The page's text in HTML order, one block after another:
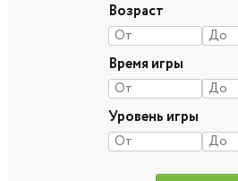
Возраст
Время игры
Уровень игры